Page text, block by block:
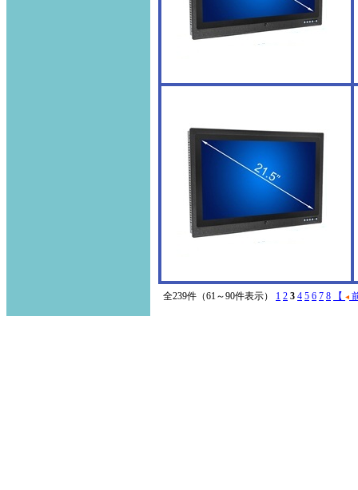
全239件（61～90件表示） 1 2 3 4 5 6 7 8 【